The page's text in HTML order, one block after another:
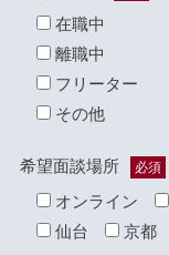
在職中
離職中
フリーター
その他
希望面談場所 必須
オンライン
仙台
京都